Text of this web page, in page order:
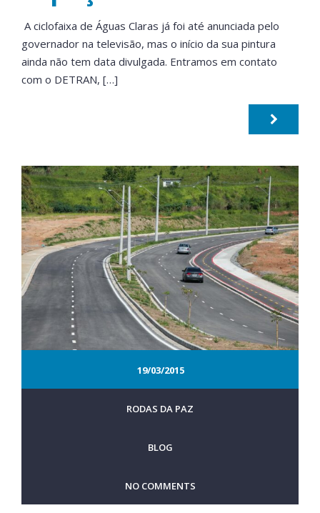
A ciclofaixa de Águas Claras já foi até anunciada pelo
governador na televisão, mas o início da sua pintura
ainda não tem data divulgada. Entramos em contato
com o DETRAN, […]
19/03/2015
RODAS DA PAZ
BLOG
NO COMMENTS